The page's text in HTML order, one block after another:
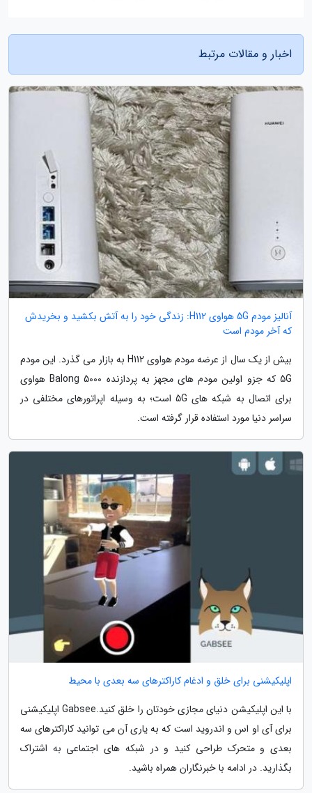
اخبار و مقالات مرتبط
آنالیز مودم 5G هواوی H112: زندگی خود را به آتش بکشید و بخریدش
که آخر مودم است
بیش از یک سال از عرضه مودم هواوی H112 به بازار می گذرد. این مودم
5G که جزو اولین مودم های مجهز به پردازنده Balong 5000 هواوی
برای اتصال به شبکه های 5G است؛ به وسیله اپراتورهای مختلفی در
سراسر دنیا مورد استفاده قرار گرفته است.
اپلیکیشنی برای خلق و ادغام کاراکترهای سه بعدی با محیط
با این اپلیکیشن دنیای مجازی خودتان را خلق کنید.Gabsee اپلیکیشنی
برای آی او اس و اندروید است که به یاری آن می توانید کاراکترهای سه
بعدی و متحرک طراحی کنید و در شبکه های اجتماعی به اشتراک
بگذارید. در ادامه با خبرنگاران همراه باشید.